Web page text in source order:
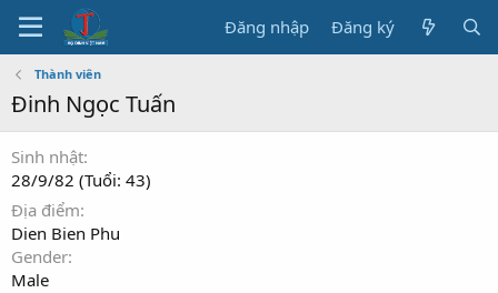
Đăng nhập Đăng ký
Thành viên
Đinh Ngọc Tuấn
Sinh nhật
28/9/82 (Tuổi: 43)
Địa điểm
Dien Bien Phu
Gender
Male